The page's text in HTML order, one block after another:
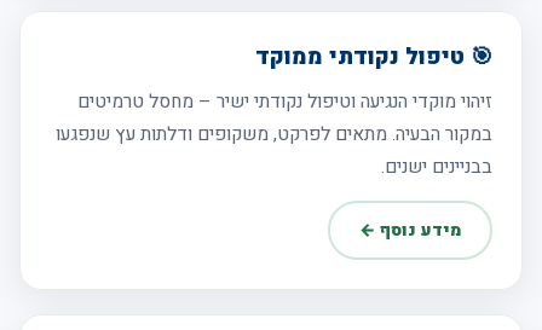
🎯 טיפול נקודתי ממוקד
זיהוי מוקדי הנגיעה וטיפול נקודתי ישיר – מחסל טרמיטים
במקור הבעיה. מתאים לפרקט, משקופים ודלתות עץ שנפגעו
בבניינים ישנים.
מידע נוסף ←